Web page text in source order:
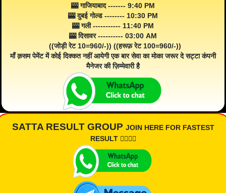
🎰 गाजियाबाद ------- 9:40 PM
🎰 दुबई गोल्ड -------- 10:30 PM
🎰 गली ----------- 11:40 PM
🎰 दिसावर ---------- 03:00 AM
((जोड़ी रेट 10=960/-)) ((हरूफ़ रेट 100=960/-))
माँ क़सम पेमेंट में कोई दिक्कत नहीं आयेगी एक बार सेवा का मोका जरूर दे सट्टा कंपनी
मैनेजर की ज़िम्मेवारी है
SATTA RESULT GROUP JOIN HERE FOR FASTEST
RESULT 👇🏾👇🏾